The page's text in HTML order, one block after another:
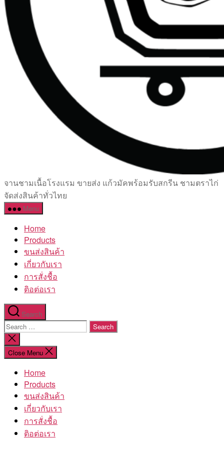
เซรามิค
ครบ
ครัน
โรงงาน
จานชามเนื้อโรงแรม ขายส่ง แก้วมัคพร้อมรับสกรีน ชามตราไก่
จัดส่งสินค้าทั่วไทย
Menu
Home
Products
ขนส่งสินค้า
เกี่ยวกับเรา
การสั่งชื้อ
ติอต่อเรา
Search
Search
for:
Close
search
Close Menu
Home
Products
ขนส่งสินค้า
เกี่ยวกับเรา
การสั่งชื้อ
ติอต่อเรา